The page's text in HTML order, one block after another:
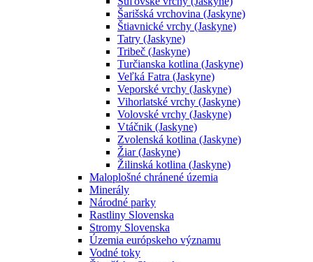
Šarišská vrchovina (Jaskyne)
Štiavnické vrchy (Jaskyne)
Tatry (Jaskyne)
Tribeč (Jaskyne)
Turčianska kotlina (Jaskyne)
Veľká Fatra (Jaskyne)
Veporské vrchy (Jaskyne)
Vihorlatské vrchy (Jaskyne)
Volovské vrchy (Jaskyne)
Vtáčnik (Jaskyne)
Zvolenská kotlina (Jaskyne)
Žiar (Jaskyne)
Žilinská kotlina (Jaskyne)
Maloplošné chránené územia
Minerály
Národné parky
Rastliny Slovenska
Stromy Slovenska
Územia európskeho významu
Vodné toky